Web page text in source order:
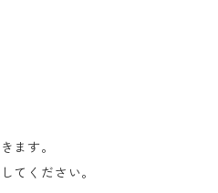
ます。
てください。